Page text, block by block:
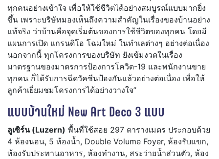
ทุกคนอย่างเข้าใจ เพื่อให้ใช้ชีวิตได้อย่างสมบูรณ์แบบมากยิ่ง
ขึ้น เพราะบริษัทมองเห็นถึงความสำคัญในเรื่องของบ้านอย่าง
แท้จริง ว่าบ้านคือจุดเริ่มต้นของการใช้ชีวิตของทุกคน โดยมี
แผนการเปิด แกรนดิโอ โฉมใหม่ ในทำเลต่างๆ อย่างต่อเนื่อง
นอกจากนี้ ทุกโครงการของบริษัท ยังเข้มงวดในเรื่อง
มาตรฐานของมาตรการป้องการโควิด-19 และพนักงานขาย
ทุกคน ก็ได้รับการฉีดวัคซีนป้องกันแล้วอย่างต่อเนื่อง เพื่อให้
ลูกค้าเยี่ยมชมโครงการได้อย่างวางใจ”
แบบบ้านใหม่ New Art Deco3 แบบ
ลูเซิร์น (Luzern) พื้นที่ใช้สอย 297 ตารางเมตร ประกอบด้วย
4 ห้องนอน, 5 ห้องน้ำ, Double Volume Foyer, ห้องรับแขก,
ห้องรับประทานอาหาร, ห้องทำงาน, สระว่ายน้ำส่วนตัว, ห้อง